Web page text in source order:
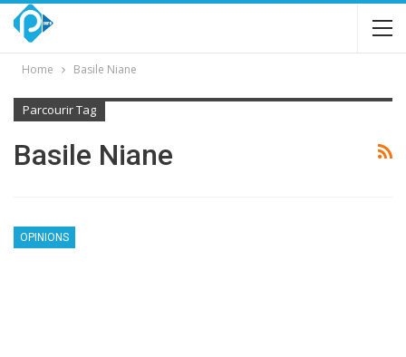
Home Basile Niane
Parcourir Tag
Basile Niane
OPINIONS